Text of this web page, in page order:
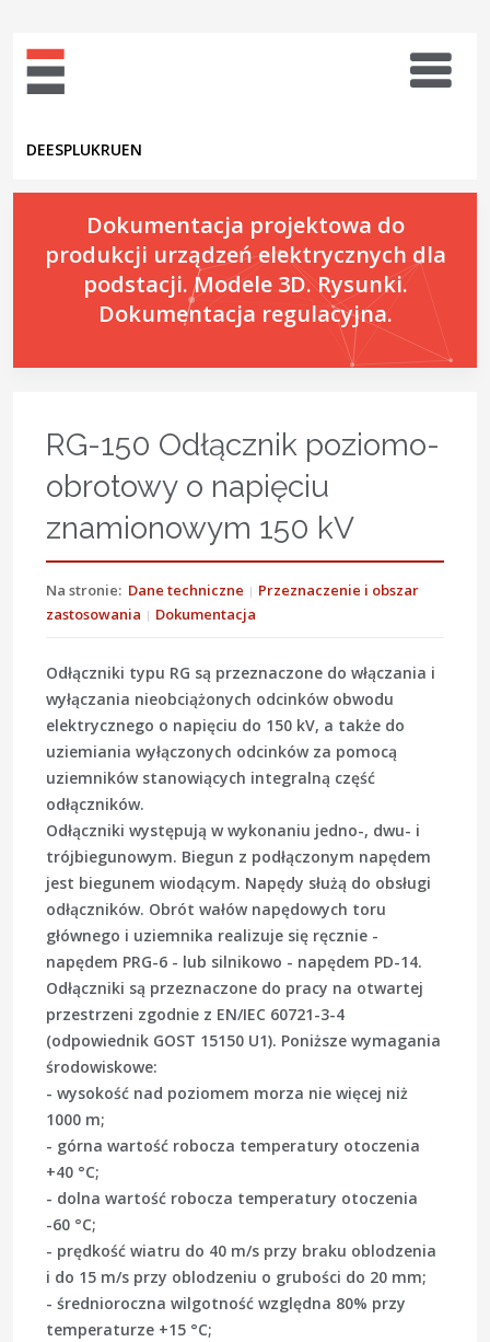
DEESPLUKRUEN
Dokumentacja projektowa do
produkcji urządzeń elektrycznych dla
podstacji. Modele 3D. Rysunki.
Dokumentacja regulacyjna.
RG-150 Odłącznik poziomo-
obrotowy o napięciu
znamionowym 150 kV
Na stronie: Dane techniczne
Przeznaczenie i obszar
zastosowania
Dokumentacja
Odłączniki typu RG są przeznaczone do włączania i
wyłączania nieobciążonych odcinków obwodu
elektrycznego o napięciu do 150 kV, a także do
uziemiania wyłączonych odcinków za pomocą
uziemników stanowiących integralną część
odłączników.
Odłączniki występują w wykonaniu jedno-, dwu- i
trójbiegunowym. Biegun z podłączonym napędem
jest biegunem wiodącym. Napędy służą do obsługi
odłączników. Obrót wałów napędowych toru
głównego i uziemnika realizuje się ręcznie -
napędem PRG-6 - lub silnikowo - napędem PD-14.
Odłączniki są przeznaczone do pracy na otwartej
przestrzeni zgodnie z EN/IEC 60721-3-4
(odpowiednik GOST 15150 U1). Poniższe wymagania
środowiskowe:
- wysokość nad poziomem morza nie więcej niż
1000 m;
- górna wartość robocza temperatury otoczenia
+40 °C;
- dolna wartość robocza temperatury otoczenia
-60 °C;
- prędkość wiatru do 40 m/s przy braku oblodzenia
i do 15 m/s przy oblodzeniu o grubości do 20 mm;
- średnioroczna wilgotność względna 80% przy
temperaturze +15 °C;